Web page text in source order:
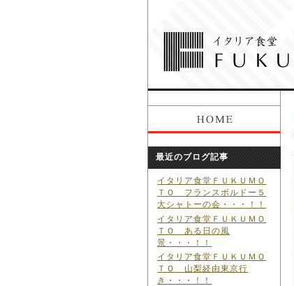
最近のブログ記事
イタリア食堂ＦＵＫＵＭＯ
ＴＯ フランスボルドー５
大シャトーの会・・・！！
イタリア食堂ＦＵＫＵＭＯ
ＴＯ ある日の風
景・・・！！
イタリア食堂ＦＵＫＵＭＯ
ＴＯ 山梨経由東京行
き・・・！！